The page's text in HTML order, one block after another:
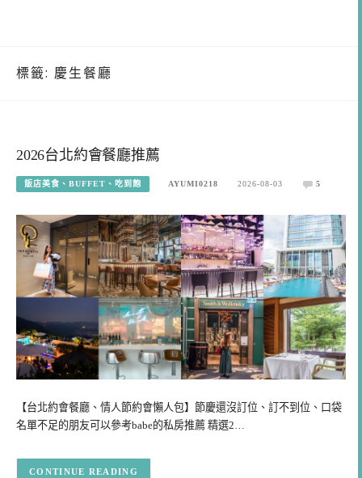
標籤: 慶生餐廳
2026台北約會餐廳推薦
飯店美食、BUFFET、吃到飽 AYUMI0218 2026-08-03 5
【台北約會餐廳、情人節約會懶人包】節慶還沒訂位、訂不到位、口袋
名單不足的朋友可以參考babe的私房推薦 精選2…
CONTINUE READING